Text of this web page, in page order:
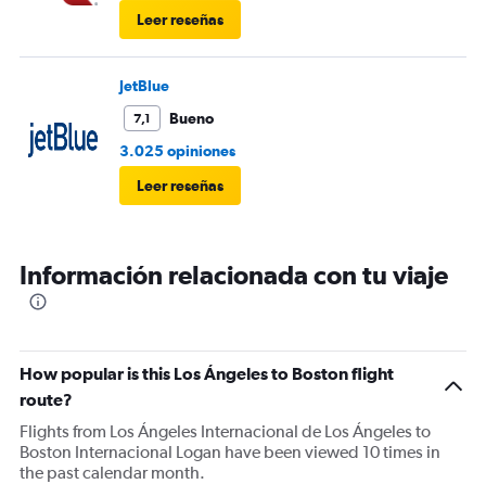
Leer reseñas
JetBlue
7,1
Bueno
3.025 opiniones
Leer reseñas
Información relacionada con tu viaje
How popular is this Los Ángeles to Boston flight
route?
Flights from Los Ángeles Internacional de Los Ángeles to
Boston Internacional Logan have been viewed 10 times in
the past calendar month.